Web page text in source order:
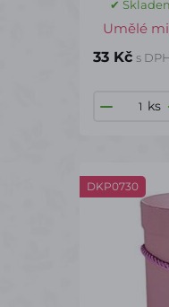
✔
Umělé
33 Kč s DPH
ks
DKP0730